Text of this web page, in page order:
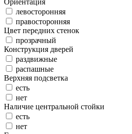
левосторонняя
правосторонняя
Цвет передних стенок
прозрачный
Конструкция дверей
раздвижные
распашные
Верхняя подсветка
есть
нет
Наличие центральной стойки
есть
нет